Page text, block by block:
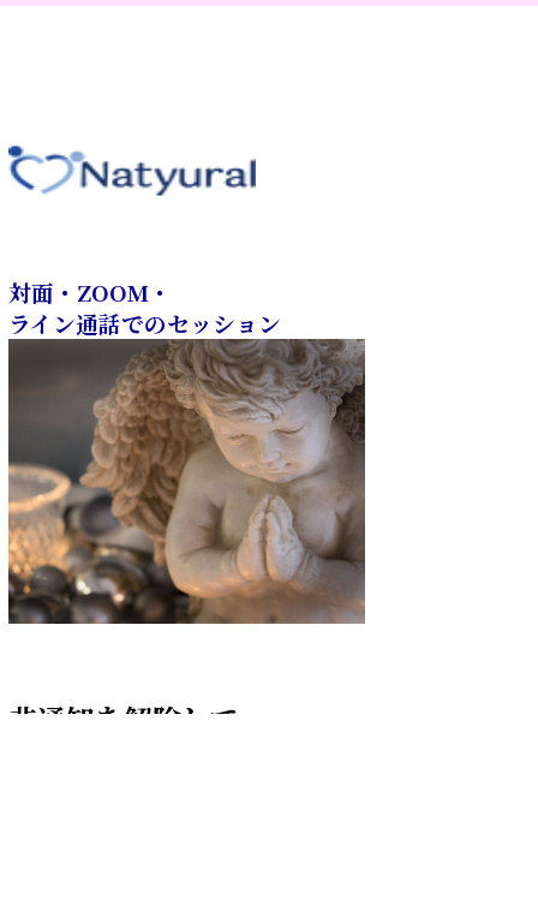
対面・ZOOM・
ライン通話でのセッション
非通知を解除して